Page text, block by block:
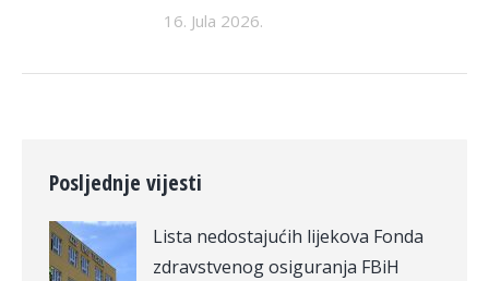
16. Jula 2026.
Posljednje vijesti
Lista nedostajućih lijekova Fonda
zdravstvenog osiguranja FBiH